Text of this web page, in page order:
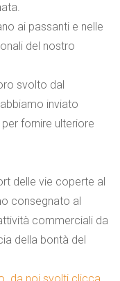
ai passanti e nelle
del nostro
svolto dal
inviato
fornire ulteriore
delle vie coperte al
consegnato al
commerciali da
della bontà del